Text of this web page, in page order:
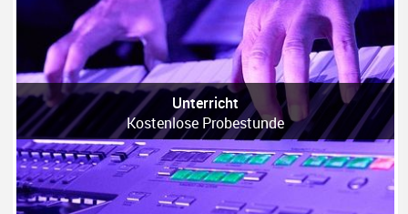
Unterricht
Kostenlose Probestunde